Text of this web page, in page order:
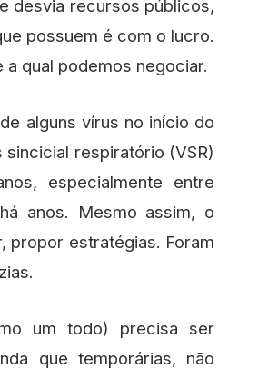
desvia recursos públicos,
possuem é com o lucro.
qual podemos negociar.
alguns vírus no início do
respiratório (VSR)
especialmente entre
anos. Mesmo assim, o
propor estratégias. Foram
um todo) precisa ser
que temporárias, não